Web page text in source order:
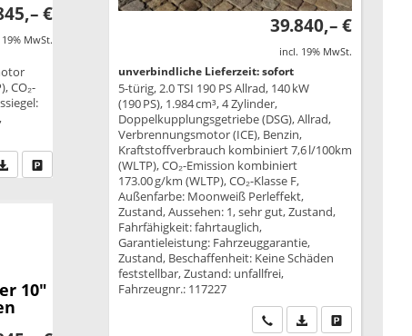
€
MwSt.
CO₂-
Sie an
PDF-Datei, Fahrzeugexposé drucken
Drucken, parken oder vergleichen
10"
39.840,– €
incl. 19% MwSt.
unverbindliche Lieferzeit: sofort
5-türig, 2.0 TSI 190 PS Allrad, 140 kW
(190 PS), 1.984 cm³, 4 Zylinder,
Doppelkupplungsgetriebe (DSG), Allrad,
Verbrennungsmotor (ICE), Benzin,
Kraftstoffverbrauch kombiniert 7,6 l/100km
(WLTP), CO₂-Emission kombiniert
173.00 g/km (WLTP), CO₂-Klasse F,
Außenfarbe: Moonweiß Perleffekt,
Zustand, Aussehen: 1, sehr gut, Zustand,
Fahrfähigkeit: fahrtauglich,
Garantieleistung: Fahrzeuggarantie,
Zustand, Beschaffenheit: Keine Schäden
feststellbar, Zustand: unfallfrei,
Fahrzeugnr.: 117227
Wir rufen Sie an
PDF-Datei,Drucken,